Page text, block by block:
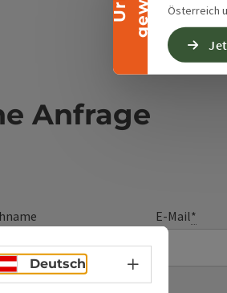
Österreich
Anfrage
E-Mail*
Deutsch Sprachwahl -